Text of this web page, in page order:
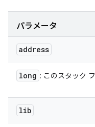
パラメータ
address
long : このスタック
lib